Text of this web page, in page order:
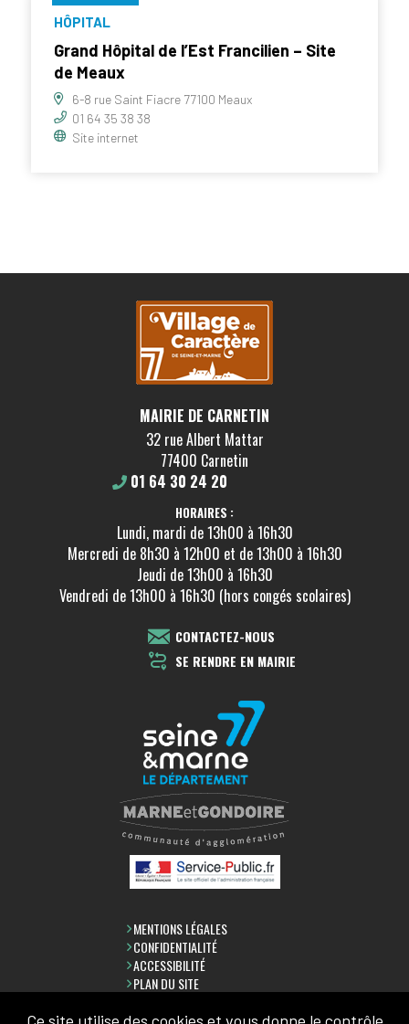
HÔPITAL
Grand Hôpital de l’Est Francilien – Site
de Meaux
6-8 rue Saint Fiacre 77100 Meaux
01 64 35 38 38
Site internet
MAIRIE DE CARNETIN
32 rue Albert Mattar
77400 Carnetin
01 64 30 24 20
HORAIRES :
Lundi, mardi de 13h00 à 16h30
Mercredi de 8h30 à 12h00 et de 13h00 à 16h30
Jeudi de 13h00 à 16h30
Vendredi de 13h00 à 16h30 (hors congés scolaires)
CONTACTEZ-NOUS
SE RENDRE EN MAIRIE
MENTIONS LÉGALES
CONFIDENTIALITÉ
ACCESSIBILITÉ
PLAN DU SITE